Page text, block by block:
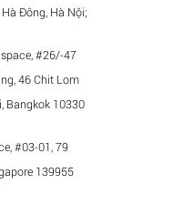
Đông, Hà Nội;
#26/-47
46 Chit Lom
Bangkok 10330
#03-01, 79
139955